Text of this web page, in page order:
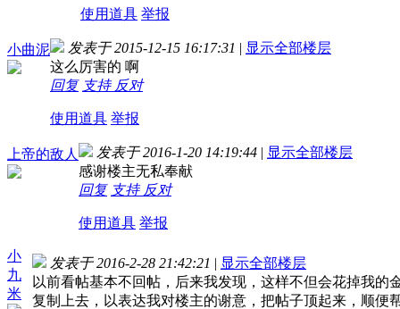
使用道具 举报
小曲泥 发表于 2015-12-15 16:17:31 | 显示全部楼层
这么厉害的 啊
回复 支持 反对
使用道具 举报
上帝的敌人 发表于 2016-1-20 14:19:44 | 显示全部楼层
感谢楼主无私奉献
回复 支持 反对
使用道具 举报
小
九
米
发表于 2016-2-28 21:42:21 | 显示全部楼层
以前看帖基本不回帖，后来我发现，这样不但会花掉我
复制上去，以表达我对楼主的谢意，把帖子顶起来，顺便